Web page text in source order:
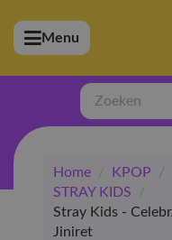
(Artiesten)
(Merchandise)
(Exclusive)
(Winkel)
Menu
Zoeken
Home / KPOP /
STRAY KIDS
/
Stray Kids -
Jiniret